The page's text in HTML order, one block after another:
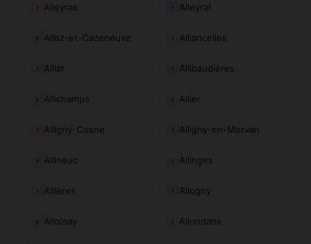
Alleyras Alleyrat
Allez-et-Cazeneuve Alliancelles
Alliat Allibaudières
Allichamps Allier
Alligny-Cosne Alligny-en-Morvan
Allineuc Allinges
Allières Allogny
Alloinay Allondans